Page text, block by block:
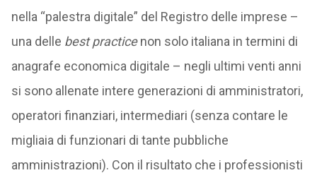
nella “palestra digitale” del Registro delle imprese –
una delle best practicenon solo italiana in termini di
anagrafe economica digitale – negli ultimi venti anni
si sono allenate intere generazioni di amministratori,
operatori finanziari, intermediari (senza contare le
migliaia di funzionari di tante pubbliche
amministrazioni). Con il risultato che i professionisti